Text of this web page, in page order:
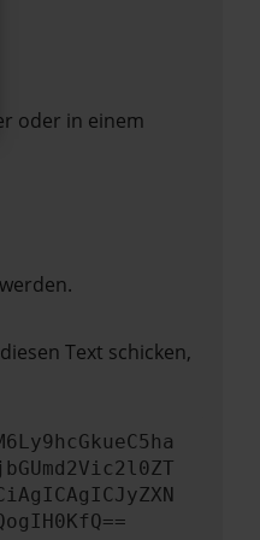
oder in einem
Text schicken,